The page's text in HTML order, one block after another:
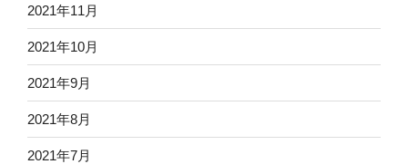
2021年11月
2021年10月
2021年9月
2021年8月
2021年7月